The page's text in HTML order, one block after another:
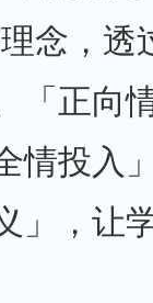
念，透
「正向
情投入
」，让